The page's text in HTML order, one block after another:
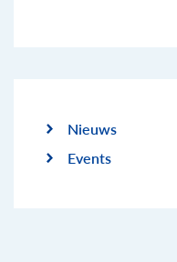
Nieuws
Events